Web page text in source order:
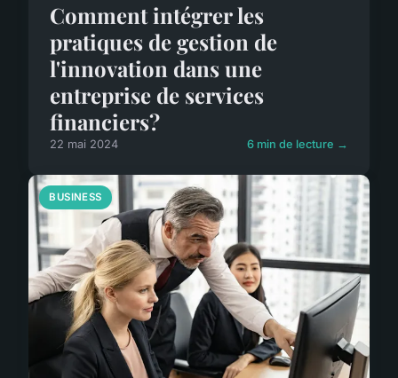
Comment intégrer les
pratiques de gestion de
l'innovation dans une
entreprise de services
financiers?
22 mai 2024 6 min de lecture →
BUSINESS